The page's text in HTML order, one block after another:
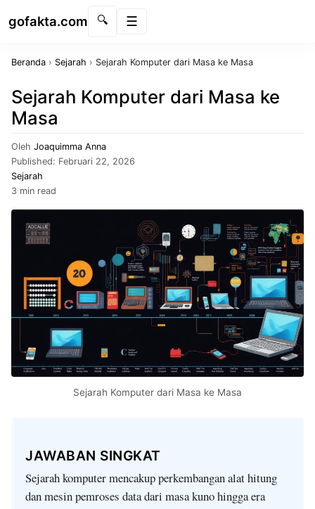
gofakta.com 🔍
Beranda › Sejarah › Sejarah Komputer dari Masa ke Masa
Sejarah Komputer dari Masa ke
Masa
Oleh Joaquimma Anna
Published: Februari 22, 2026
Sejarah
3 min read
Sejarah Komputer dari Masa ke Masa
JAWABAN SINGKAT
Sejarah komputer mencakup perkembangan alat hitung
dan mesin pemroses data dari masa kuno hingga era